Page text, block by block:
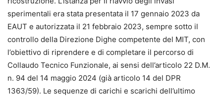
sperimentali era stata presentata il 17 gennaio 2023 da
EAUT e autorizzata il 21 febbraio 2023, sempre sotto il
controllo della Direzione Dighe competente del MIT, con
l’obiettivo di riprendere e di completare il percorso di
Collaudo Tecnico Funzionale, ai sensi dell’articolo 22 D.M.
n. 94 del 14 maggio 2024 (già articolo 14 del DPR
1363/59). Le sequenze di carichi e scarichi dell’ultimo